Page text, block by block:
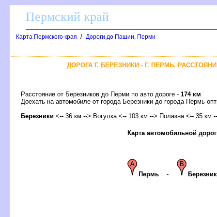
Пермский край
Карта Пермского края / Дороги до Пашии, Перми
ДОРОГА Г. БЕРЕЗНИКИ - Г. ПЕРМЬ.
Расстояние от Березников до Перми по авто дороге - 174 км
Доехать на автомобиле от города Березники до города Пермь
Березники <-- 36 км --> Вогулка <-- 103 км --> Полазна <-- 35 км
Карта автомобильной
Пермь-